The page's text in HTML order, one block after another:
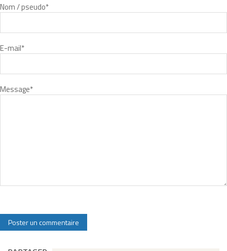
Nom / pseudo*
E-mail*
Message*